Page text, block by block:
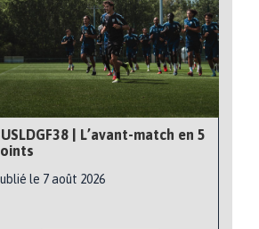
| L’avant-match en 5
le 7 août 2026